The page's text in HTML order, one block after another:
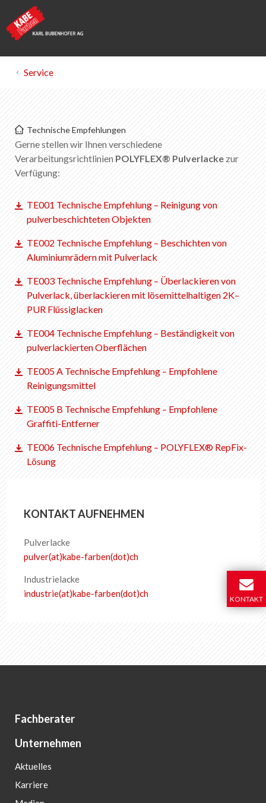
Pulverlacke Technische Empfehlungen
Merkliste
Downloads
Service
Technische Empfehlungen
Gerne stellen wir Ihnen verschiedene
Verarbeitungsrichtlinien POLYFLEX® Pulverlacke zur
Verfügung:
TE001 Technische Empfehlung – Reinigung von
pulverbeschichteten Objekten
TE002 Technische Empfehlung – Beschichten von
Aluminiumrädern mit Pulverlack
TE003 Technische Empfehlung – Überlackieren von
Pulverlack, überlackieren mit lösemittelhaltigen 2K–
PUR Flüssiglacken
TE004 Technische Empfehlung – Beständigkeit von
pulverlackierten Oberflächen
TE005 A Technische Empfehlung – Empfohlene
Reinigungsmittel
TE005 B Technische Empfehlung – Empfohlene
Graffiti-Entferner
TE006 Technische Empfehlung – POLYFLEX® RepFix-
Lösung
KONTAKT AUFNEHMEN
Pulverlacke
pulver(at)kabe-farben(dot)ch
Industrielacke
industrie(at)kabe-farben(dot)ch
Fachberater
Unternehmen
Aktuelles
Karriere
KONTAKT